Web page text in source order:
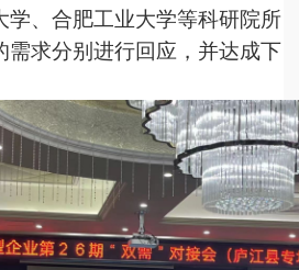
学、合肥工业大学等科研院所
需求分别进行回应，并达成下